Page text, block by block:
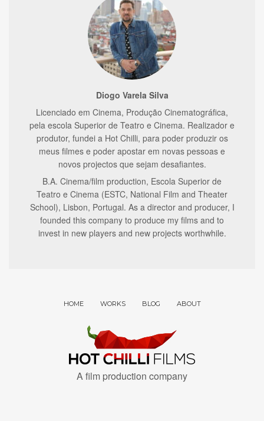
Diogo Varela Silva
Licenciado em Cinema, Produção Cinematográfica,
pela escola Superior de Teatro e Cinema. Realizador e
produtor, fundei a Hot Chilli, para poder produzir os
meus filmes e poder apostar em novas pessoas e
novos projectos que sejam desafiantes.
B.A. Cinema/film production, Escola Superior de
Teatro e Cinema (ESTC, National Film and Theater
School), Lisbon, Portugal. As a director and producer, I
founded this company to produce my films and to
invest in new players and new projects worthwhile.
HOME WORKS BLOG ABOUT
A film production company